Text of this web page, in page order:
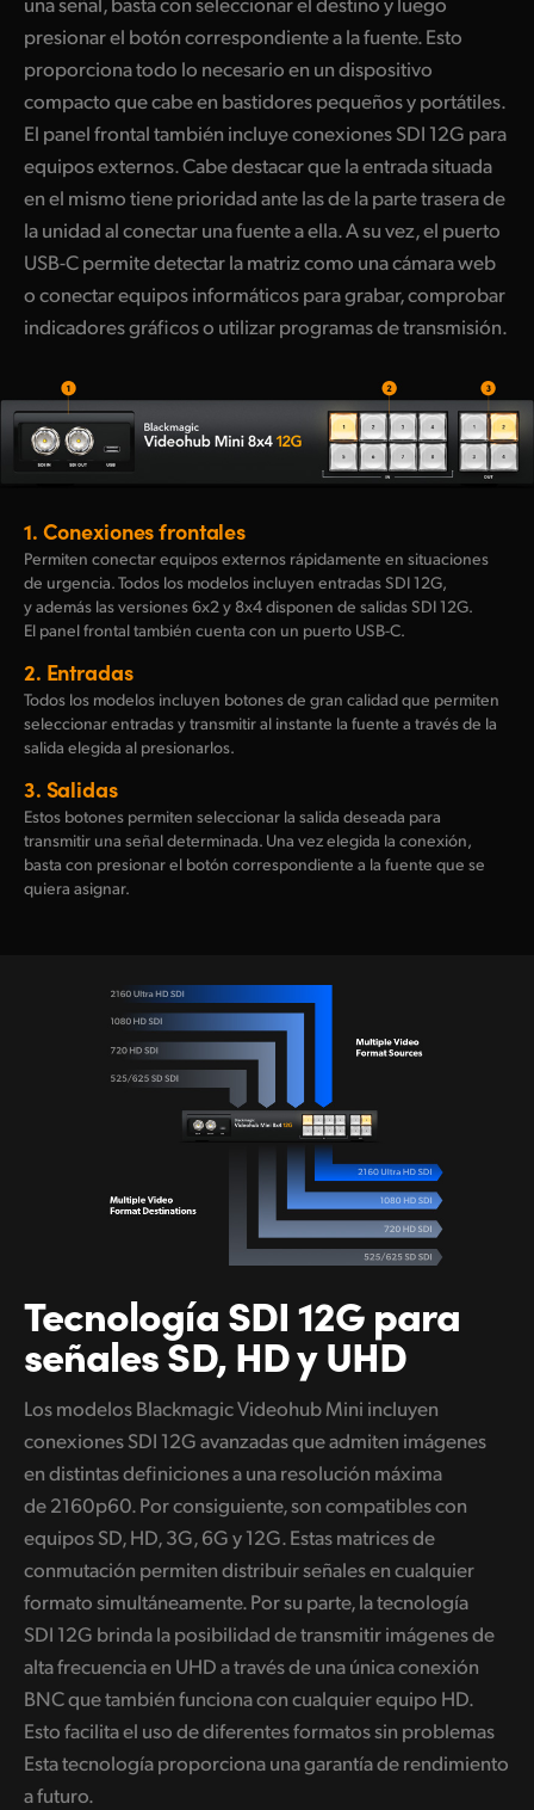
presionar el botón correspondiente a la fuente. Esto
proporciona todo lo necesario en un dispositivo
compacto que cabe en bastidores pequeños y portátiles.
El panel frontal también incluye conexiones SDI 12G para
equipos externos. Cabe destacar que la entrada situada
en el mismo tiene prioridad ante las de la parte trasera de
la unidad al conectar una fuente a ella. A su vez, el puerto
USB-C permite detectar la matriz como una cámara web
o conectar equipos informáticos para grabar, comprobar
indicadores gráficos o utilizar programas de transmisión.
1. Conexiones frontales
Permiten conectar equipos externos rápidamente en situaciones
de urgencia. Todos los modelos incluyen entradas SDI 12G,
y además las versiones 6x2 y 8x4 disponen de salidas SDI 12G.
El panel frontal también cuenta con un puerto USB-C.
2. Entradas
Todos los modelos incluyen botones de gran calidad que permiten
seleccionar entradas y transmitir al instante la fuente a través de la
salida elegida al presionarlos.
3. Salidas
Estos botones permiten seleccionar la salida deseada para
transmitir una señal determinada. Una vez elegida la conexión,
basta con presionar el botón correspondiente a la fuente que se
quiera asignar.
Tecnología SDI 12Gpara
señales SD, HD y UHD
Los modelos Blackmagic Videohub Mini incluyen
conexiones SDI 12G avanzadas que admiten imágenes
en distintas definiciones a una resolución máxima
de 2160p60.Por consiguiente,son compatibles con
equipos SD, HD, 3G, 6G y 12G. Estas matrices de
conmutación permiten distribuir señales en cualquier
formato simultáneamente. Por su parte, la tecnología
SDI 12G brindala posibilidadde transmitir imágenes de
alta frecuencia en UHD a través de una única conexión
BNC que también funciona con cualquier equipo HD.
Esto facilita el uso de diferentes formatos sin problemas
Esta tecnología proporciona una garantía de rendimiento
a futuro.